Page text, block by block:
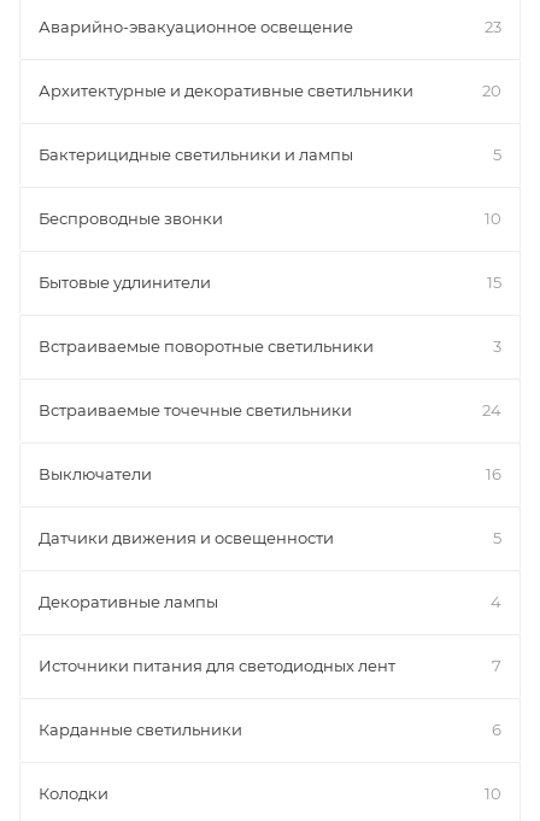
Аварийно-эвакуационное освещение 23
Архитектурные и декоративные светильники 20
Бактерицидные светильники и лампы 5
Беспроводные звонки 10
Бытовые удлинители 15
Встраиваемые поворотные светильники 3
Встраиваемые точечные светильники 24
Выключатели 16
Датчики движения и освещенности 5
Декоративные лампы 4
Источники питания для светодиодных лент 7
Карданные светильники 6
Колодки 10